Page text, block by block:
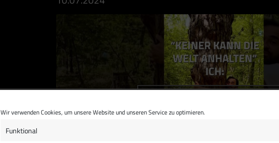
Wir verwenden Cookies, um unsere Website und unseren Service zu optimieren.
Funktional
akzeptieren und diesen Inhalt zu aktivieren